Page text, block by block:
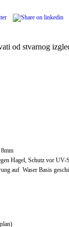
od stvarnog
8mm
Hagel, Schutz vor UV-
auf Waser Basis